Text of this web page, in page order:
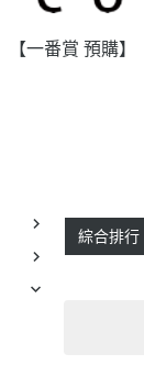
【一番賞 預購】
綜合排行